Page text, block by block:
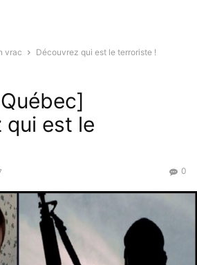
vrac Découvrez qui est le terroriste !
qui est le
0